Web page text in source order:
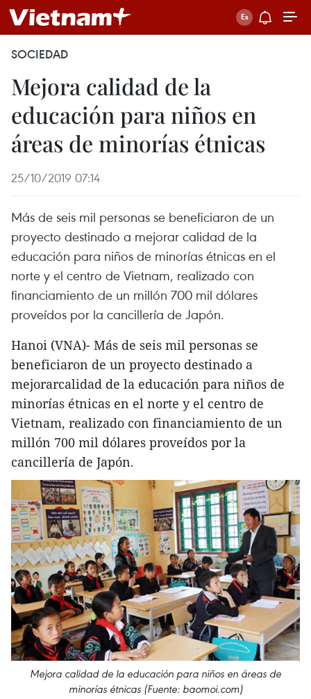
SOCIEDAD
Mejora calidad de la
educación para niños en
áreas de minorías étnicas
25/10/2019 07:14
Más de seis mil personas se beneficiaron de un
proyecto destinado a mejorar calidad de la
educación para niños de minorías étnicas en el
norte y el centro de Vietnam, realizado con
financiamiento de un millón 700 mil dólares
proveídos por la cancillería de Japón. ​
Hanoi (VNA)- Más de seis mil personas se
beneficiaron de un proyecto destinado a
mejorarcalidad de la educación para niños de
minorías étnicas en el norte y el centro de
Vietnam, realizado con financiamiento de un
millón 700 mil dólares proveídos por la
cancillería de Japón.
Mejora calidad de la educación para niños en áreas de
minorías étnicas (Fuente: baomoi.com)